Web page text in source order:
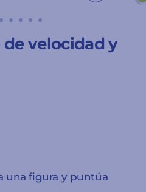
CERRAR
velocidad y
una figura y puntúa